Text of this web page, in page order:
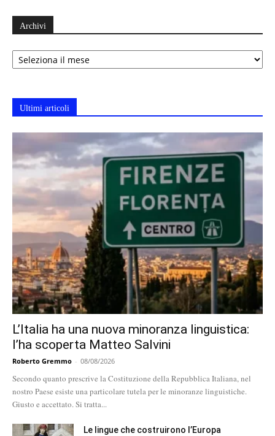
Archivi
Archivi
Ultimi articoli
L’Italia ha una nuova minoranza linguistica:
l’ha scoperta Matteo Salvini
Roberto Gremmo - 08/08/2026
Secondo quanto prescrive la Costituzione della Repubblica Italiana, nel
nostro Paese esiste una particolare tutela per le minoranze linguistiche.
Giusto e accettato. Si tratta...
Le lingue che costruirono l’Europa